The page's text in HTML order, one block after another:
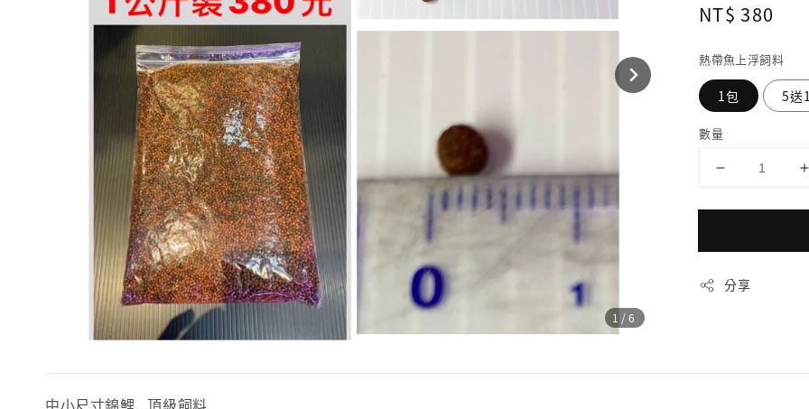
1 /6
Regular
NT$ 380
熱帶魚上浮飼料
1包 5送1
數量
分享
中小尺寸錦鯉...頂級飼料